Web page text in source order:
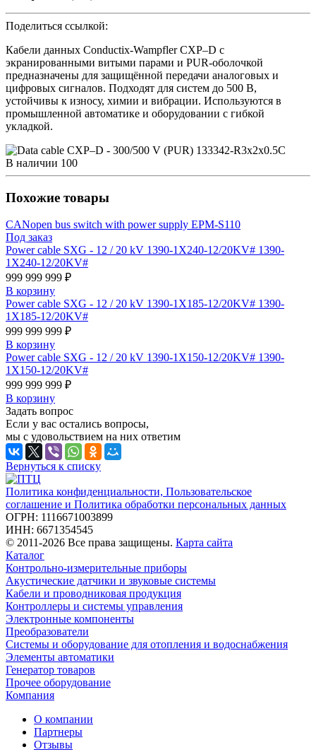
Поделиться ссылкой:
Кабели данных Conductix-Wampfler CXP–D с
экранированными витыми парами и PUR-оболочкой
предназначены для защищённой передачи аналоговых и
цифровых сигналов. Подходят для систем до 500 В,
устойчивы к износу, химии и вибрации. Используются в
промышленной автоматике и оборудовании с гибкой
укладкой.
В наличии 100
Похожие товары
CANopen bus switch with power supply EPM-S110
Под заказ
Power cable SXG - 12 / 20 kV 1390-1X240-12/20KV# 1390-
1X240-12/20KV#
999 999 999 ₽
В корзину
Power cable SXG - 12 / 20 kV 1390-1X185-12/20KV# 1390-
1X185-12/20KV#
999 999 999 ₽
В корзину
Power cable SXG - 12 / 20 kV 1390-1X150-12/20KV# 1390-
1X150-12/20KV#
999 999 999 ₽
В корзину
Задать вопрос
Если у вас остались вопросы,
мы с удовольствием на них ответим
Вернуться к списку
Политика конфиденциальности, Пользовательское
соглашение и Политика обработки персональных данных
ОГРН: 1116671003899
ИНН: 6671354545
© 2011-2026 Все права защищены. Карта сайта
Каталог
Контрольно-измерительные приборы
Акустические датчики и звуковые системы
Кабели и проводниковая продукция
Контроллеры и системы управления
Электронные компоненты
Преобразователи
Системы и оборудование для отопления и водоснабжения
Элементы автоматики
Генератор товаров
Прочее оборудование
Компания
О компании
Партнеры
Отзывы